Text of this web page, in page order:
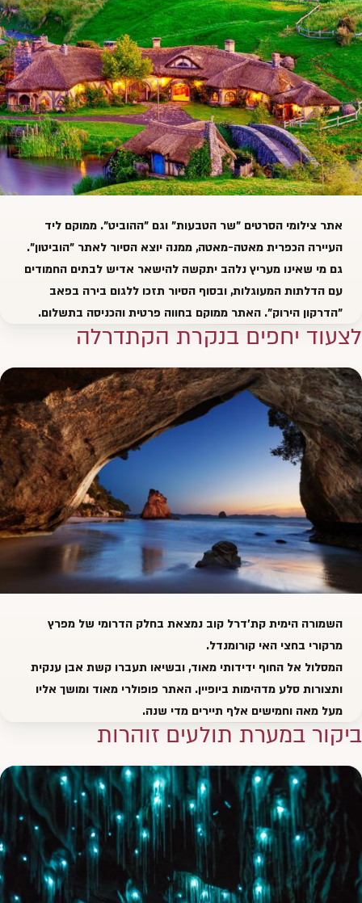
אתר צילומי הסרטים "שר הטבעות" וגם "ההוביט". ממוקם ליד
העיירה הכפריתמאטה-מאטה, ממנה יוצא הסיור לאתר "הוביטון".
גם מי שאינו מעריץ נלהב יתקשה להישאר אדיש לבתים החמודים
עם הדלתות המעוגלות, ובסוף הסיור תזכו ללגום בירה בפאב
"הדרקון הירוק". האתר ממוקם בחווה פרטית והכניסה בתשלום.
לצעוד יחפים בנקרת הקתדרלה
השמורה הימיתקת'דרל קוב נמצאת בחלק הדרומי של מפרץ
מרקורי בחצי האי קורומנדל.
המסלול אל החוף ידידותי מאוד, ובשיאו תעברו קשת אבן ענקית
ותצורות סלע מדהימות ביופיין. האתר פופולרי מאוד ומושך אליו
מעל מאה וחמישים אלף תיירים מדי שנה.
ביקור במערת תולעים זוהרות